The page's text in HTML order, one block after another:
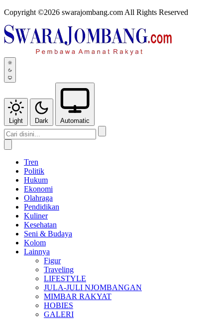
Copyright ©2026 swarajombang.com All Rights Reserved
Light Dark Automatic
Tren
Politik
Hukum
Ekonomi
Olahraga
Pendidikan
Kuliner
Kesehatan
Seni & Budaya
Kolom
Lainnya
Figur
Traveling
LIFESTYLE
JULA-JULI NJOMBANGAN
MIMBAR RAKYAT
HOBIES
GALERI